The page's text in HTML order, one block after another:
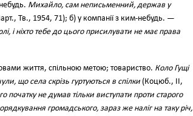
Михайло, сам неписьменний, держав у
Тв., 1954, 71); б) у компанії з ким-небудь. —
і ніхто тебе до цього присилувати не має права
життя, спільною метою; товариство. Коло Гущі
що села скрізь гуртуються в спілки (Коцюб., II,
початку не думав тільки виступати проти старого
громадського, зараз же наліг на таку річ,